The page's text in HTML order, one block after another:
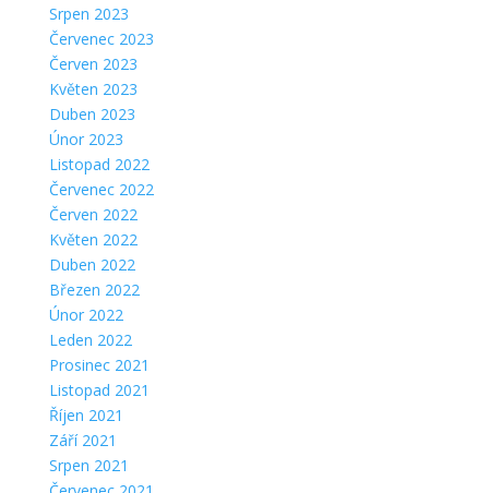
Srpen 2023
Červenec 2023
Červen 2023
Květen 2023
Duben 2023
Únor 2023
Listopad 2022
Červenec 2022
Červen 2022
Květen 2022
Duben 2022
Březen 2022
Únor 2022
Leden 2022
Prosinec 2021
Listopad 2021
Říjen 2021
Září 2021
Srpen 2021